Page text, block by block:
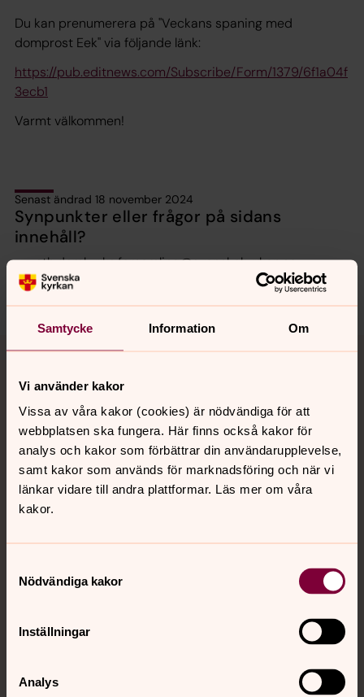
Samtycke Information Om
Vi använder kakor
Vissa av våra kakor (cookies) är nödvändiga för att
webbplatsen ska fungera. Här finns också kakor för
analys och kakor som förbättrar din användarupplevelse,
samt kakor som används för marknadsföring och när vi
länkar vidare till andra plattformar. Läs mer om våra
kakor.
Nödvändiga kakor
Inställningar
Analys
Du kan prenumerera på "Veckans spaning med
domprost Eek" via följande länk:
https://pub.editnews.com/Subscribe/Form/1379/6f1a04f
3ecb1
Varmt välkommen!
Senast ändrad 18 november 2024
Synpunkter eller frågor på sidans
innehåll?
sth.domkyrko.forsamling@svenskakyrkan.se
Dela
Kontakt
Kalender
Hitta snabbt